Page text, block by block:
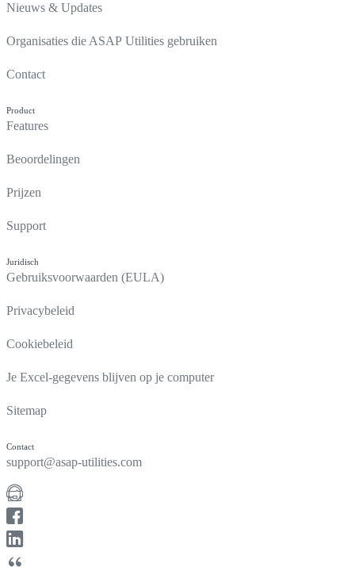
Nieuws & Updates
Organisaties die ASAP Utilities gebruiken
Contact
Product
Features
Beoordelingen
Prijzen
Support
Juridisch
Gebruiksvoorwaarden (EULA)
Privacybeleid
Cookiebeleid
Je Excel-gegevens blijven op je computer
Sitemap
Contact
support@asap-utilities.com